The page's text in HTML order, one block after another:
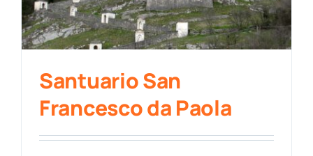
Santuario San
Francesco da Paola